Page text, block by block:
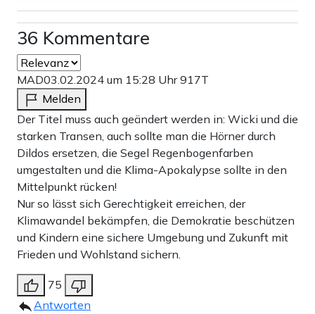
36 Kommentare
MAD03.02.2024 um 15:28 Uhr917T
Melden
Der Titel muss auch geändert werden in: Wicki und die
starken Transen, auch sollte man die Hörner durch
Dildos ersetzen, die Segel Regenbogenfarben
umgestalten und die Klima-Apokalypse sollte in den
Mittelpunkt rücken!
Nur so lässt sich Gerechtigkeit erreichen, der
Klimawandel bekämpfen, die Demokratie beschützen
und Kindern eine sichere Umgebung und Zukunft mit
Frieden und Wohlstand sichern.
75
Antworten